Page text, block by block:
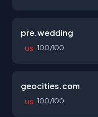
pre.wedding
US 100/100
geocities.com
US 100/100